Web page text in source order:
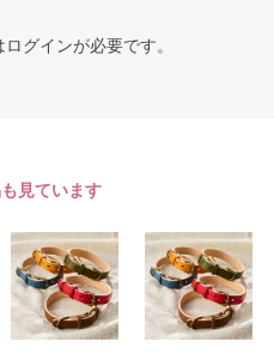
ログインが必要です。
見ています